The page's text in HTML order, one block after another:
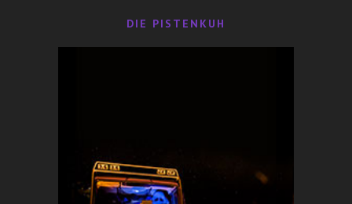
DIE PISTENKUH